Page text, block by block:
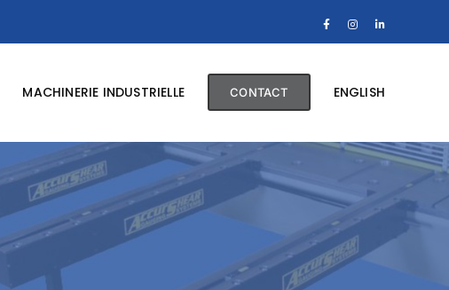
FacebookInstagramLinkedIn
MACHINERIE INDUSTRIELLE CONTACT ENGLISH